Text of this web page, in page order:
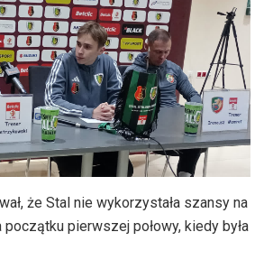
że Stal nie wykorzystała szansy na
pierwszej połowy, kiedy była